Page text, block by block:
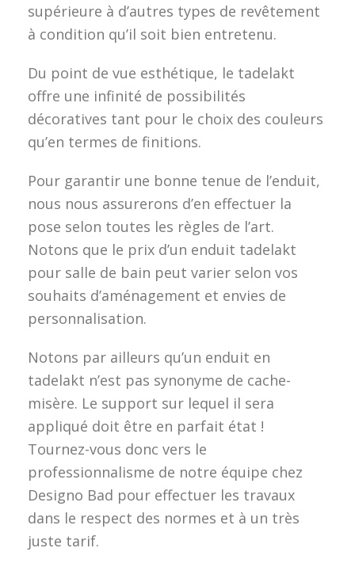
supérieure à d’autres types de revêtement
à condition qu’il soit bien entretenu.
Du point de vue esthétique, le tadelakt
offre une infinité de possibilités
décoratives tant pour le choix des couleurs
qu’en termes de finitions.
Pour garantir une bonne tenue de l’enduit,
nous nous assurerons d’en effectuer la
pose selon toutes les règles de l’art.
Notons que le prix d’un enduit tadelakt
pour salle de bain peut varier selon vos
souhaits d’aménagement et envies de
personnalisation.
Notons par ailleurs qu’un enduit en
tadelakt n’est pas synonyme de cache-
misère. Le support sur lequel il sera
appliqué doit être en parfait état !
Tournez-vous donc vers le
professionnalisme de notre équipe chez
Designo Bad pour effectuer les travaux
dans le respect des normes et à un très
juste tarif.